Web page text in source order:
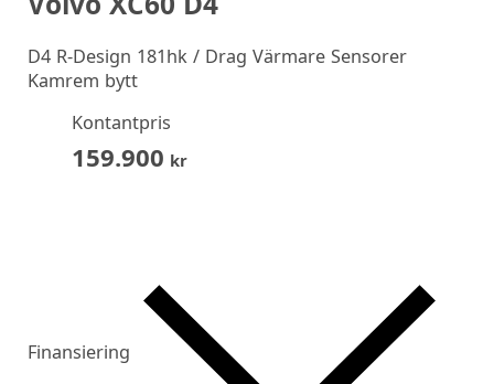
D4 R-Design 181hk / Drag Värmare Sensorer
Kamrem bytt
Kontantpris
159.900 kr
Finansiering